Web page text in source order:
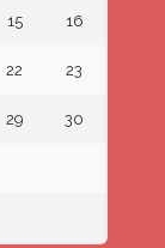
15 16
22 23
29 30